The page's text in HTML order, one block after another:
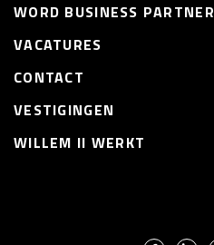
WORD BUSINESS PARTNER
VACATURES
CONTACT
VESTIGINGEN
WILLEM II WERKT